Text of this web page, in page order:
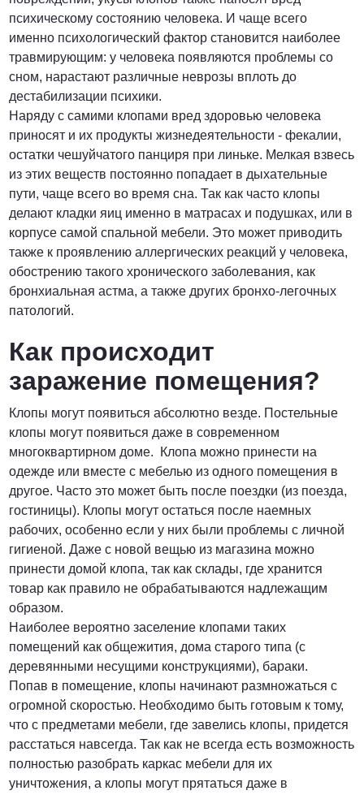
психическому состоянию человека. И чаще всего
именно психологический фактор становится наиболее
травмирующим: у человека появляются проблемы со
сном, нарастают различные неврозы вплоть до
дестабилизации психики.
Наряду с самими клопами вред здоровью человека
приносят и их продукты жизнедеятельности - фекалии,
остатки чешуйчатого панциря при линьке. Мелкая взвесь
из этих веществ постоянно попадает в дыхательные
пути, чаще всего во время сна. Так как часто клопы
делают кладки яиц именно в матрасах и подушках, или в
корпусе самой спальной мебели. Это может приводить
также к проявлению аллергических реакций у человека,
обострению такого хронического заболевания, как
бронхиальная астма, а также других бронхо-легочных
патологий.
Как происходит
заражение помещения?
Клопы могут появиться абсолютно везде. Постельные
клопы могут появиться даже в современном
многоквартирном доме. Клопа можно принести на
одежде или вместе с мебелью из одного помещения в
другое. Часто это может быть после поездки (из поезда,
гостиницы). Клопы могут остаться после наемных
рабочих, особенно если у них были проблемы с личной
гигиеной. Даже с новой вещью из магазина можно
принести домой клопа, так как склады, где хранится
товар как правило не обрабатываются надлежащим
образом.
Наиболее вероятно заселение клопами таких
помещений как общежития, дома старого типа (с
деревянными несущими конструкциями), бараки.
Попав в помещение, клопы начинают размножаться с
огромной скоростью. Необходимо быть готовым к тому,
что с предметами мебели, где завелись клопы, придется
расстаться навсегда. Так как не всегда есть возможность
полностью разобрать каркас мебели для их
уничтожения, а клопы могут прятаться даже в